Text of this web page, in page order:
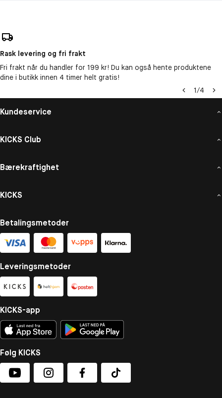
Rask levering og fri frakt
Fri frakt når du handler for 199 kr! Du kan også hente produktene
dine i butikk innen 4 timer helt gratis!
1/4
Kundeservice
KICKS Club
Bærekraftighet
KICKS
Betalingsmetoder
Leveringsmetoder
KICKS-app
Følg KICKS